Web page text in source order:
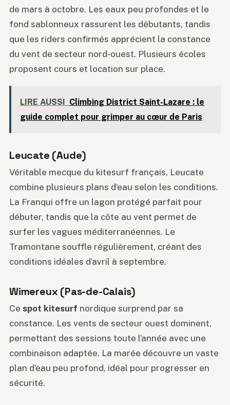
de mars à octobre. Les eaux peu profondes et le
fond sablonneux rassurent les débutants, tandis
que les riders confirmés apprécient la constance
du vent de secteur nord-ouest. Plusieurs écoles
proposent cours et location sur place.
LIRE AUSSI
Climbing District Saint-Lazare : le
guide complet pour grimper au cœur de Paris
Leucate (Aude)
Véritable mecque du kitesurf français, Leucate
combine plusieurs plans d’eau selon les conditions.
La Franqui offre un lagon protégé parfait pour
débuter, tandis que la côte au vent permet de
surfer les vagues méditerranéennes. Le
Tramontane souffle régulièrement, créant des
conditions idéales d’avril à septembre.
Wimereux (Pas-de-Calais)
Ce spot kitesurf nordique surprend par sa
constance. Les vents de secteur ouest dominent,
permettant des sessions toute l’année avec une
combinaison adaptée. La marée découvre un vaste
plan d’eau peu profond, idéal pour progresser en
sécurité.